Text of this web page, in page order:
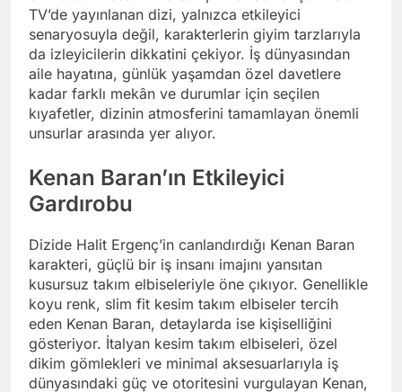
TV’de yayınlanan dizi, yalnızca etkileyici
senaryosuyla değil, karakterlerin giyim tarzlarıyla
da izleyicilerin dikkatini çekiyor. İş dünyasından
aile hayatına, günlük yaşamdan özel davetlere
kadar farklı mekân ve durumlar için seçilen
kıyafetler, dizinin atmosferini tamamlayan önemli
unsurlar arasında yer alıyor.
Kenan Baran’ın Etkileyici
Gardırobu
Dizide Halit Ergenç’in canlandırdığı Kenan Baran
karakteri, güçlü bir iş insanı imajını yansıtan
kusursuz takım elbiseleriyle öne çıkıyor. Genellikle
koyu renk, slim fit kesim takım elbiseler tercih
eden Kenan Baran, detaylarda ise kişiselliğini
gösteriyor. İtalyan kesim takım elbiseleri, özel
dikim gömlekleri ve minimal aksesuarlarıyla iş
dünyasındaki güç ve otoritesini vurgulayan Kenan,